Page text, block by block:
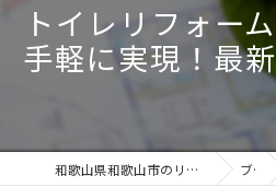
トイレリフォー
手軽に実現！最
和歌山県和歌山市のリフォームなら株式会社SKホーム ブログ